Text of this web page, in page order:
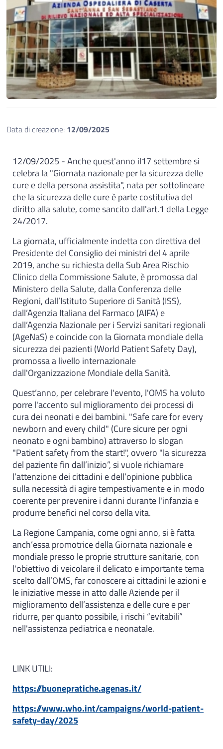
Data di creazione: 12/09/2025
12/09/2025 - Anche quest'anno il17 settembre si
celebra la "Giornata nazionale per la sicurezza delle
cure e della persona assistita", nata per sottolineare
che la sicurezza delle cure è parte costitutiva del
diritto alla salute, come sancito dall'art.1 della Legge
24/2017.
La giornata, ufficialmente indetta con direttiva del
Presidente del Consiglio dei ministri del 4 aprile
2019, anche su richiesta della Sub Area Rischio
Clinico della Commissione Salute, è promossa dal
Ministero della Salute, dalla Conferenza delle
Regioni, dall’Istituto Superiore di Sanità (ISS),
dall’Agenzia Italiana del Farmaco (AIFA) e
dall’Agenzia Nazionale per i Servizi sanitari regionali
(AgeNaS) e coincide con la Giornata mondiale della
sicurezza dei pazienti (World Patient Safety Day),
promossa a livello internazionale
dall'Organizzazione Mondiale della Sanità.
Quest’anno, per celebrare l'evento, l'OMS ha voluto
porre l'accento sul miglioramento dei processi di
cura dei neonati e dei bambini. "Safe care for every
newborn and every child" (Cure sicure per ogni
neonato e ogni bambino) attraverso lo slogan
"Patient safety from the start!", ovvero "la sicurezza
del paziente fin dall’inizio”, si vuole richiamare
l’attenzione dei cittadini e dell’opinione pubblica
sulla necessità di agire tempestivamente e in modo
coerente per prevenire i danni durante l'infanzia e
produrre benefici nel corso della vita.
La Regione Campania, come ogni anno, si è fatta
anch’essa promotrice della Giornata nazionale e
mondiale presso le proprie strutture sanitarie, con
l'obiettivo di veicolare il delicato e importante tema
scelto dall’OMS, far conoscere ai cittadini le azioni e
le iniziative messe in atto dalle Aziende per il
miglioramento dell’assistenza e delle cure e per
ridurre, per quanto possibile, i rischi “evitabili”
nell'assistenza pediatrica e neonatale.
LINK UTILI:
https://buonepratiche.agenas.it/
https://www.who.int/campaigns/world-patient-
safety-day/2025